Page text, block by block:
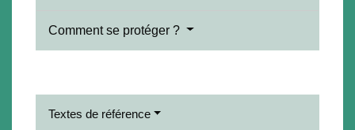
Comment se protéger ?
Textes de référence